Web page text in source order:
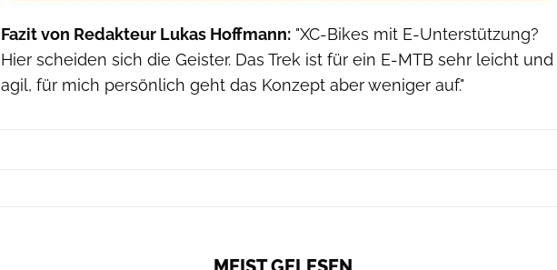
Fazit von Redakteur Lukas Hoffmann: "XC-Bikes mit E-Unterstützung?
Hier scheiden sich die Geister. Das Trek ist für ein E-MTB sehr leicht und
agil, für mich persönlich geht das Konzept aber weniger auf."